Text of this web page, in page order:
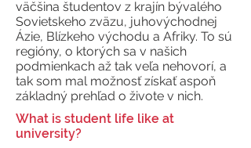
väčšina študentov z krajín bývalého
Sovietskeho zväzu, juhovýchodnej
Ázie, Blízkeho východu a Afriky. To sú
regióny, o ktorých sa v našich
podmienkach až tak veľa nehovorí, a
tak som mal možnosť získať aspoň
základný prehľad o živote v nich.
What is student life like at
university?